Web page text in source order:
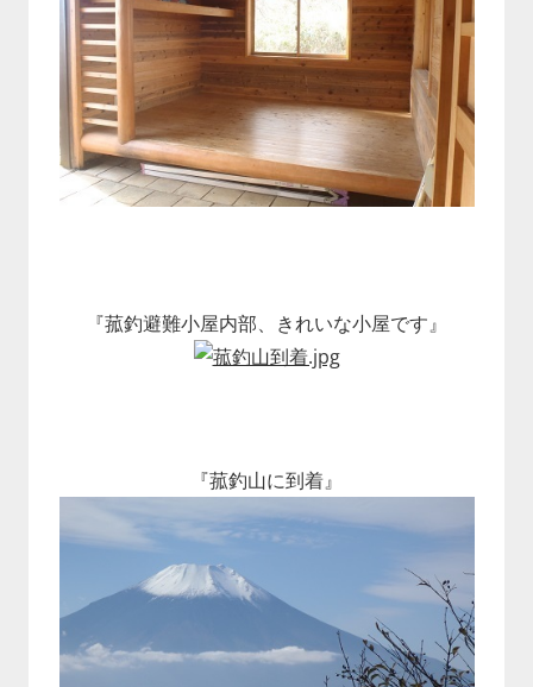
『菰釣避難小屋内部、きれいな小屋です』
『菰釣山に到着』